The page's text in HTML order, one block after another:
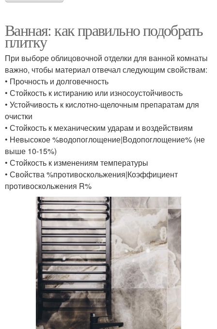
Ванная: как правильно подобрать
плитку
При выборе облицовочной отделки для ванной комнаты
важно, чтобы материал отвечал следующим свойствам:
• Прочность и долговечность
• Стойкость к истиранию или износоустойчивость
• Устойчивость к кислотно-щелочным препаратам для
очистки
• Стойкость к механическим ударам и воздействиям
• Невысокое %водопоглощение|Водопоглощение% (не
выше 10-15%)
• Стойкость к изменениям температуры
• Свойства %противоскольжения|Коэффициент
противоскольжения R%